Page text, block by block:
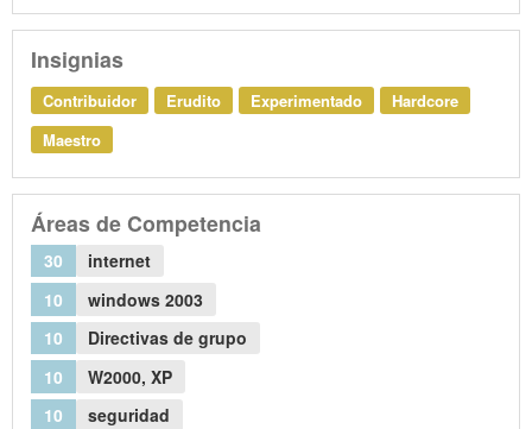
Insignias
Contribuidor Erudito Experimentado
Hardcore
Maestro
Áreas de Competencia
30
internet
10
windows 2003
10
Directivas de grupo
10
W2000, XP
10
seguridad